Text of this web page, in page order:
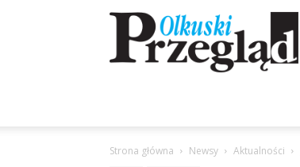
Przegląd
Olkuski
Strona główna Newsy Aktualności